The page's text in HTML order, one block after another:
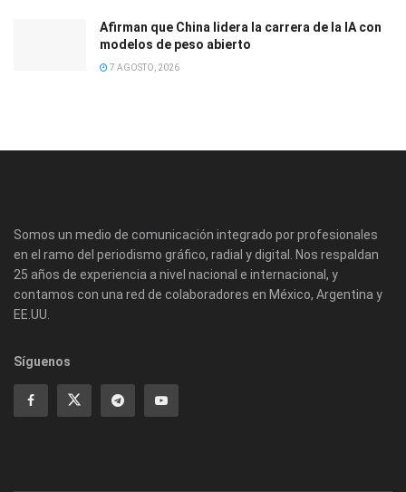
Afirman que China lidera la carrera de la IA con
modelos de peso abierto
7 AGOSTO, 2026
Somos un medio de comunicación integrado por profesionales
en el ramo del periodismo gráfico, radial y digital. Nos respaldan
25 años de experiencia a nivel nacional e internacional, y
contamos con una red de colaboradores en México, Argentina y
EE.UU.
Síguenos